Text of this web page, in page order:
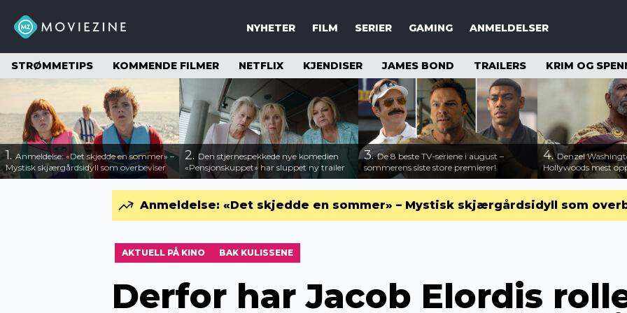
NYHETER FILM SERIER GAMING ANMELDELSER
STRØMMETIPS KOMMENDE FILMER NETFLIX KJENDISER JAMES BOND TRAILERS KRIM OG
1.Anmeldelse: «Det skjedde en sommer» –
Mystisk skjærgårdsidyll som overbeviser
2. Den stjernespekkede nye komedien
«Pensjonskuppet» har sluppet ny trailer
3.De 8 beste TV-seriene i august –
sommerens siste store premierer!
4.Denzel
Hollywoods mest
Anmeldelse: «Det skjedde en sommer» – Mystisk skjærgårdsidyll som
AKTUELL PÅ KINO BAK KULISSENE
Derfor har Jacob Elordis